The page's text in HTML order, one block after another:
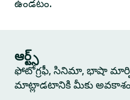
ఉండటం.
ఆర్ట్స్
ఫోటోగ్రఫీ, సినిమా, భాషా
మాట్లాడటానికి మీకు